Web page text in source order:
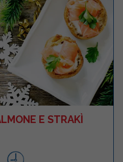
E STRAKÌ